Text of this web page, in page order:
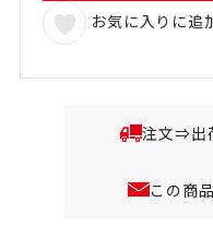
お気に入りに追
注文⇒出
この商